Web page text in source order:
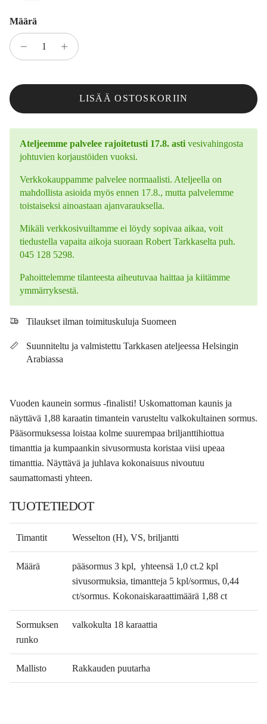
Määrä
LISÄÄ OSTOSKORIIN
Ateljeemme palvelee rajoitetusti 17.8. asti vesivahingosta
johtuvien korjaustöiden vuoksi.
Verkkokauppamme palvelee normaalisti. Ateljeella on
mahdollista asioida myös ennen 17.8., mutta palvelemme
toistaiseksi ainoastaan ajanvarauksella.
Mikäli verkkosivuiltamme ei löydy sopivaa aikaa, voit
tiedustella vapaita aikoja suoraan Robert Tarkkaselta puh.
045 128 5298.
Pahoittelemme tilanteesta aiheutuvaa haittaa ja kiitämme
ymmärryksestä.
Tilaukset ilman toimituskuluja Suomeen
Suunniteltu ja valmistettu Tarkkasen ateljeessa Helsingin
Arabiassa
Vuoden kaunein sormus -finalisti! Uskomattoman kaunis ja
näyttävä 1,88 karaatin timantein varusteltu valkokultainen sormus.
Pääsormuksessa loistaa kolme suurempaa briljanttihiottua
timanttia ja kumpaankin sivusormusta koristaa viisi upeaa
timanttia. Näyttävä ja juhlava kokonaisuus nivoutuu
saumattomasti yhteen.
TUOTETIEDOT
Timantit Wesselton (H), VS, briljantti
Määrä
pääsormus 3 kpl, yhteensä 1,0 ct.2 kpl
sivusormuksia, timantteja 5 kpl/sormus, 0,44
ct/sormus. Kokonaiskaraattimäärä 1,88 ct
Sormuksen
runko
valkokulta 18 karaattia
Mallisto Rakkauden puutarha